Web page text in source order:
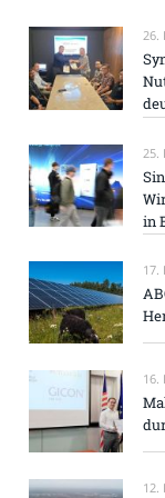
26.
25.
in
17.
16.
12.